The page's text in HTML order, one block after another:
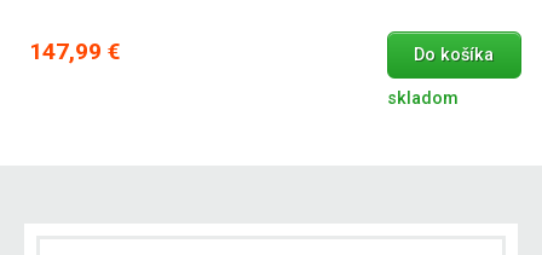
147,99 € Do košíka
skladom